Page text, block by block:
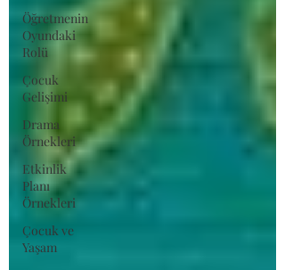
Öğretmenin
Oyundaki
Rolü
Çocuk
Gelişimi
Drama
Örnekleri
Etkinlik
Planı
Örnekleri
Çocuk ve
Yaşam